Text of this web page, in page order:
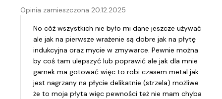
Opinia zamieszczona 20.12.2025
No cóż wszystkich nie było mi dane jeszcze używać
ale jak na pierwsze wrażenie są dobre jak na płytę
indukcyjna oraz mycie w zmywarce. Pewnie można
by coś tam ulepszyć lub poprawić ale jak dla mnie
garnek ma gotować więc to robi czasem metal jak
jest nagrzany na płycie delikatnie (strzela) możliwe
że to moja płyta więc pewności też nie mam chyba